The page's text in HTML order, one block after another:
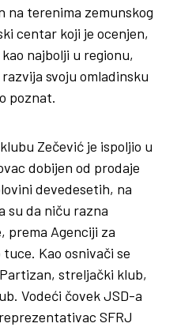
na terenima zemunskog
centar koji je ocenjen,
najbolji u regionu,
svoju omladinsku
poznat.
Zečević je ispoljio u
dobijen od prodaje
devedesetih, na
su da niču razna
prema Agenciji za
Kao osnivači se
streljački klub,
Vodeći čovek JSD-a
SFRJ